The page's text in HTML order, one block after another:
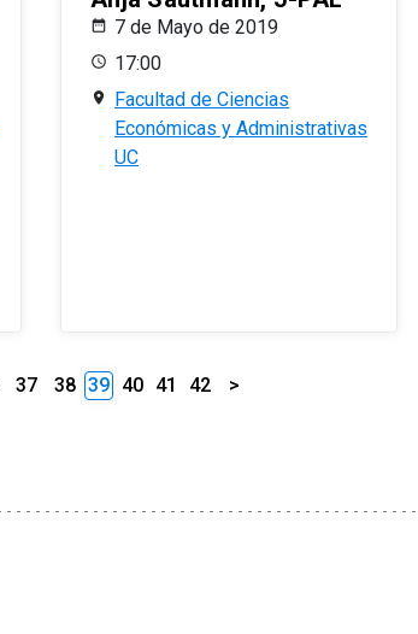
7 de Mayo de 2019
17:00
Facultad de Ciencias
Económicas y Administrativas
UC
37 38 39 40 41 42 >